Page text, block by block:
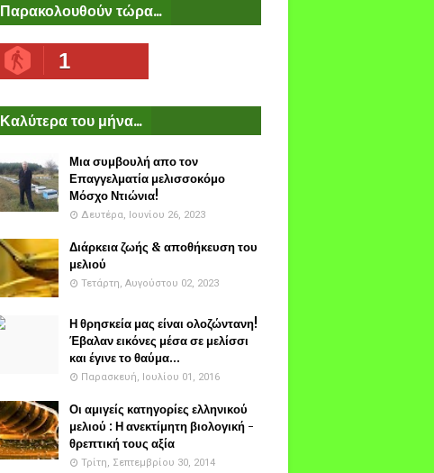
Παρακολουθούν τώρα...
1
Καλύτερα του μήνα...
Μια συμβουλή απο τον
Επαγγελματία μελισσοκόμο
Μόσχο Ντιώνια!
Δευτέρα, Ιουνίου 26, 2023
Διάρκεια ζωής & αποθήκευση του
μελιού
Τετάρτη, Αυγούστου 02, 2023
Η θρησκεία μας είναι ολοζώντανη!
Έβαλαν εικόνες μέσα σε μελίσσι
και έγινε το θαύμα...
Παρασκευή, Ιουλίου 01, 2016
Οι αμιγείς κατηγορίες ελληνικού
μελιού : Η ανεκτίμητη βιολογική -
θρεπτική τους αξία
Τρίτη, Σεπτεμβρίου 30, 2014